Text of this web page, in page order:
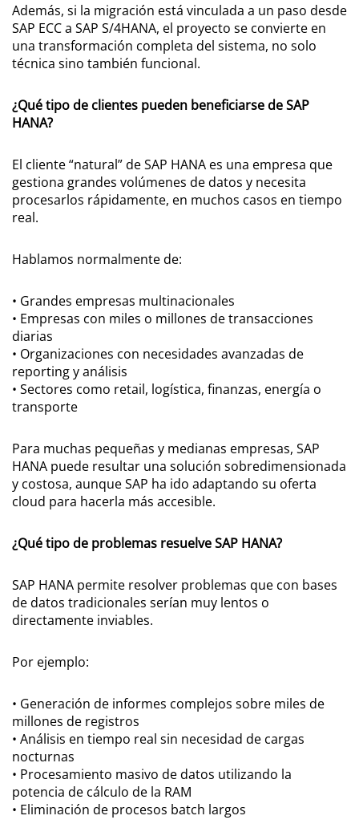
Además, si la migración está vinculada a un paso desde
SAP ECC a SAP S/4HANA, el proyecto se convierte en
una transformación completa del sistema, no solo
técnica sino también funcional.
¿Qué tipo de clientes pueden beneficiarse de SAP
HANA?
El cliente “natural” de SAP HANA es una empresa que
gestiona grandes volúmenes de datos y necesita
procesarlos rápidamente, en muchos casos en tiempo
real.
Hablamos normalmente de:
• Grandes empresas multinacionales
• Empresas con miles o millones de transacciones
diarias
• Organizaciones con necesidades avanzadas de
reporting y análisis
• Sectores como retail, logística, finanzas, energía o
transporte
Para muchas pequeñas y medianas empresas, SAP
HANA puede resultar una solución sobredimensionada
y costosa, aunque SAP ha ido adaptando su oferta
cloud para hacerla más accesible.
¿Qué tipo de problemas resuelve SAP HANA?
SAP HANA permite resolver problemas que con bases
de datos tradicionales serían muy lentos o
directamente inviables.
Por ejemplo:
• Generación de informes complejos sobre miles de
millones de registros
• Análisis en tiempo real sin necesidad de cargas
nocturnas
• Procesamiento masivo de datos utilizando la
potencia de cálculo de la RAM
• Eliminación de procesos batch largos